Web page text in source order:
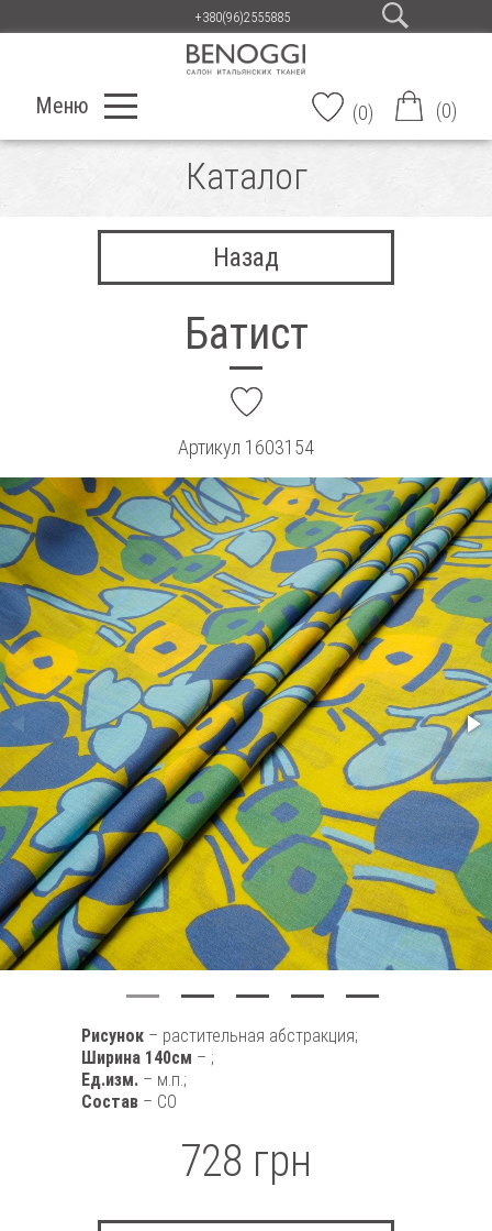
+380(96)2555885
Меню (0) (0)
Каталог
Назад
Батист
Артикул 1603154
Рисунок – растительная абстракция;
Ширина 140см – ;
Ед.изм. – м.п.;
Состав – CO
728 грн